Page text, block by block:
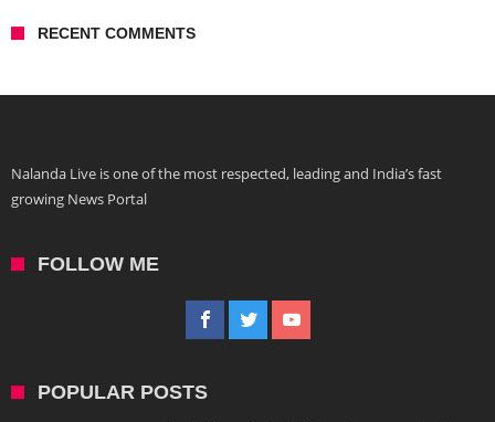
RECENT COMMENTS
Nalanda Live is one of the most respected, leading and India’s fast
growing News Portal
FOLLOW ME
POPULAR POSTS